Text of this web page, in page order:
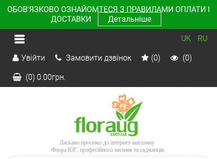
ОБОВ'ЯЗКОВО ОЗНАЙОМТЕСЯ З ПРАВИЛАМИ ОПЛАТИ І
ДОСТАВКИ
Детальніше
UK RU
Увійти Замовити дзвінок (0) (0)
(0) 0.00грн.
Ласкаво просимо до інтернет-магазину
Флора ЮГ, професійного насіння та саджанців.